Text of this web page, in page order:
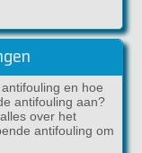
en hoe
antifouling aan?
over het
antifouling om